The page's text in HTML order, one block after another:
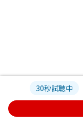
30秒試聴中